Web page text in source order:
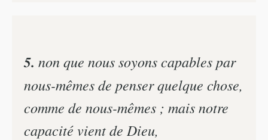
5. non que nous soyons capables par
nous-mêmes de penser quelque chose,
comme de nous-mêmes ; mais notre
capacité vient de Dieu,